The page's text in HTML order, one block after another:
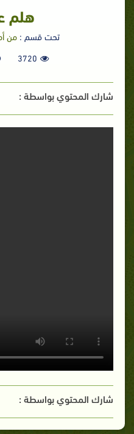
هلم
تحت قسم :من
3720
شارك المحتوي بواسطة :
شارك المحتوي بواسطة :